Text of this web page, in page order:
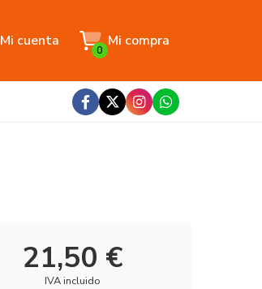
Mi cuenta Mi compra
0
21,50 €
IVA incluido